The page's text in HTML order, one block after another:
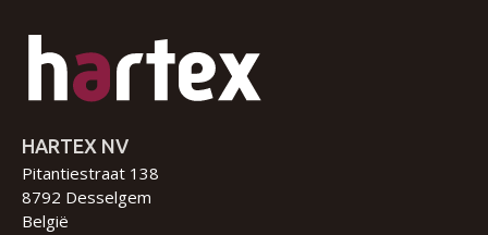
HARTEX NV
Pitantiestraat 138
8792 Desselgem
België